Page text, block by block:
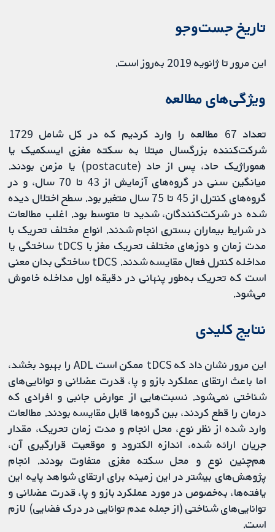
تاریخ جست‌و‌جو
این مرور تا ژانویه 2019 به‌روز است.
ویژگی‌های مطالعه
تعداد 67 مطالعه را وارد کردیم که در کل شامل 1729
شرکت‌کننده بزرگسال مبتلا به سکته مغزی ایسکمیک یا
هموراژیک حاد، پس از حاد (postacute) یا مزمن بودند.
میانگین سنی در گروه‌های آزمایش از 43 تا 70 سال، و در
گروه‌های کنترل از 45 تا 75 سال متغیر بود. سطح اختلال دیده
شده در شرکت‌کنندگان، شدید تا متوسط بود. اغلب مطالعات
در شرایط بیماران بستری انجام شدند. انواع مختلف تحریک با
مدت زمان و دوزهای مختلف تحریک مغز با tDCS ساختگی یا
مداخله کنترل فعال مقایسه شدند. tDCS ساختگی بدان معنی
است که تحریک به‌طور پنهانی در دقیقه اول مداخله خاموش
می‌شود.
‌نتایج کلیدی
این مرور نشان داد که tDCS ممکن است ADL را بهبود بخشد،
اما باعث ارتقای عملکرد بازو و پا، قدرت عضلانی و توانایی‌های
شناختی نمی‌شود. نسبت‌هایی از عوارض جانبی و افرادی که
درمان را قطع کردند، بین گروه‌ها قابل مقایسه بودند. مطالعات
وارد شده از نظر نوع، محل انجام و مدت زمان تحریک، مقدار
جریان ارائه شده، اندازه الکترود و موقعیت قرارگیری آن،
هم‌چنین نوع و محل سکته مغزی متفاوت بودند. انجام
پژوهش‌های بیشتر در این زمینه برای ارتقای شواهد پایه این
یافته‌ها، به‌خصوص در مورد عملکرد بازو و پا، قدرت عضلانی و
توانایی‌های شناختی (از جمله عدم توانایی در درک فضایی) لازم
است.